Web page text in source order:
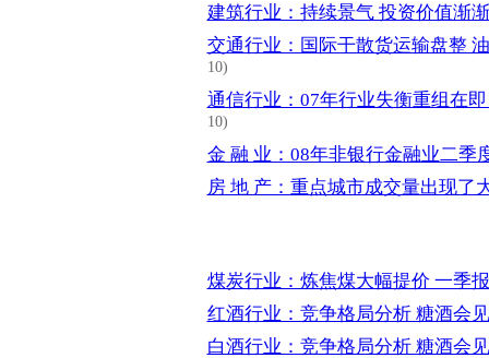
建筑行业：持续景气 投资价值渐
交通行业：国际干散货运输盘整
10)
通信行业：07年行业失衡重组在
10)
金 融 业：08年非银行金融业二季
房 地 产：重点城市成交量出现了
煤炭行业：炼焦煤大幅提价 一季
红酒行业：竞争格局分析 糖酒会
白酒行业：竞争格局分析 糖酒会